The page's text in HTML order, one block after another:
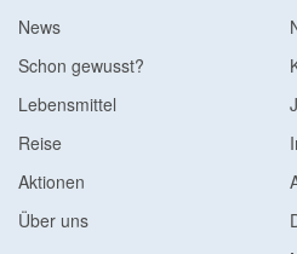
News
Schon gewusst?
Lebensmittel
Reise
Aktionen
Über uns